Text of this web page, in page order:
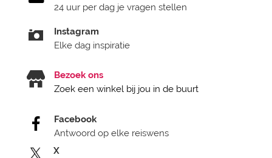
24 uur per dag je vragen stellen
Instagram
Elke dag inspiratie
Bezoek ons
Zoek een winkel bij jou in de buurt
Facebook
Antwoord op elke reiswens
X